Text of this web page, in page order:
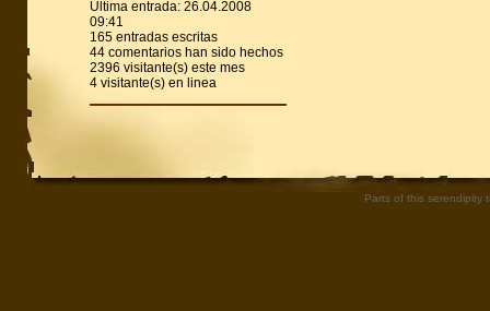
Última entrada: 26.04.2008
09:41
165 entradas escritas
44 comentarios han sido hechos
2396 visitante(s) este mes
4 visitante(s) en linea
Parts of this serendipity